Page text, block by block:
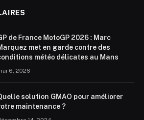
de France MotoGP 2026 : Marc
met en garde contre des
météo délicates au Mans
6, 2026
solution GMAO pour améliorer
maintenance ?